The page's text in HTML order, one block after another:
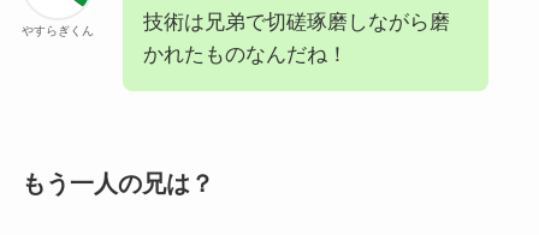
やすらぎくん
技術は兄弟で切磋琢磨しながら磨
かれたものなんだね！
もう一人の兄は？